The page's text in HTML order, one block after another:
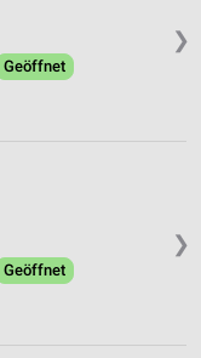
❯
Geöffnet
❯
Geöffnet